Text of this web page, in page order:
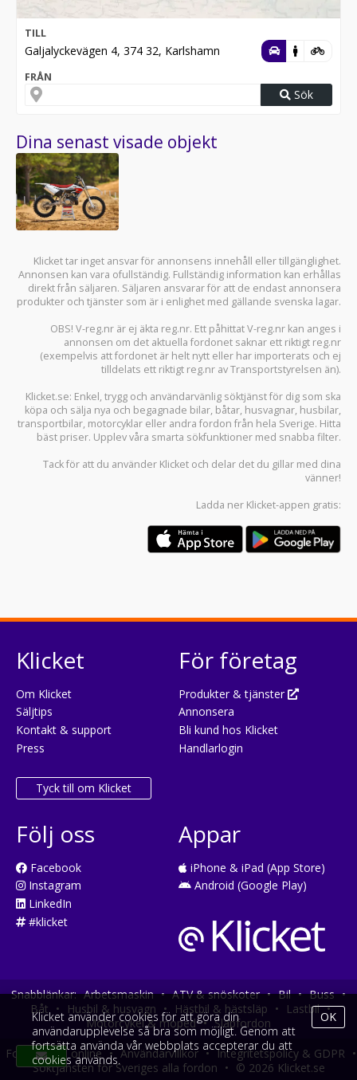
TILL
Galjalyckevägen 4, 374 32, Karlshamn
FRÅN
Sök
Dina senast visade objekt
Klicket tar inget ansvar för annonsens innehåll eller tillgänglighet.
Annonsen kan vara ofullständig. Fullständig information kan erhållas
direkt från säljaren. Säljaren ansvarar för att de endast annonsera
produkter och tjänster som är i enlighet med gällande svenska lagar.
OBS! V-reg.nr är ej äkta reg.nr. Ett påhittat V-reg.nr kan anges i
annonsen om det aktuella fordonet saknar ett riktigt reg.nr
(exempelvis att fordonet är helt nytt eller har importerats och ej
tilldelats ett riktigt reg.nr av Transportstyrelsen än).
Klicket.se: Enkel, trygg och användarvänlig söktjänst för dig som ska
köpa och sälja nya och begagnade bilar, båtar, husvagnar, husbilar,
transportbilar, motorcyklar eller andra fordon från hela Sverige. Hitta
bäst priser. Upplev våra smarta sökfunktioner med snabba filter.
Tack för att du använder Klicket och delar det du gillar med dina
vänner!
Ladda ner Klicket-appen gratis:
Klicket
Om Klicket
Säljtips
Kontakt & support
Press
Tyck till om Klicket
För företag
Produkter & tjänster
Annonsera
Bli kund hos Klicket
Handlarlogin
Följ oss
Facebook
Instagram
LinkedIn
#klicket
Appar
iPhone & iPad (App Store)
Android (Google Play)
Snabblänkar: Arbetsmaskin • ATV & snöskoter • Bil • Buss •
Båt • Husbil & husvagn • Hästbil & hästsläp • Lastbil •
Motorcykel & moped • Släpfordon
Fordonsköp online • Användarvillkor • Integritetspolicy & GDPR •
Söktjänsten för Sveriges alla fordon • © 2026 Klicket.se
Klicket använder cookies för att göra din
användarupplevelse så bra som möjligt. Genom att
fortsätta använda vår webbplats accepterar du att
cookies används.
OK